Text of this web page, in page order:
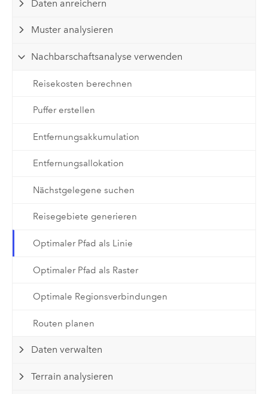
Daten anreichern
Muster analysieren
Nachbarschaftsanalyse verwenden
Reisekosten berechnen
Puffer erstellen
Entfernungsakkumulation
Entfernungsallokation
Nächstgelegene suchen
Reisegebiete generieren
Optimaler Pfad als Linie
Optimaler Pfad als Raster
Optimale Regionsverbindungen
Routen planen
Daten verwalten
Terrain analysieren